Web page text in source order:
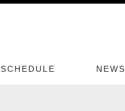
SCHEDULE NEWS